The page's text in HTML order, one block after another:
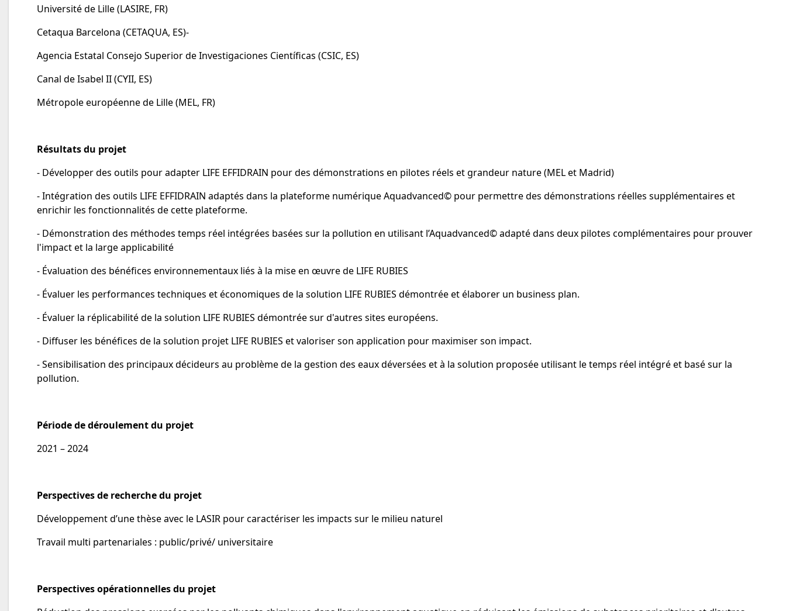
Université de Lille (LASIRE, FR)
Cetaqua Barcelona (CETAQUA, ES)-
Agencia Estatal Consejo Superior de Investigaciones Científicas (CSIC, ES)
Canal de Isabel II (CYII, ES)
Métropole européenne de Lille (MEL, FR)
Résultats du projet
- Développer des outils pour adapter LIFE EFFIDRAIN pour des démonstrations en pilotes réels et grandeur nature (MEL et Madrid)
- Intégration des outils LIFE EFFIDRAIN adaptés dans la plateforme numérique Aquadvanced© pour permettre des démonstrations réelles supplémentaires et
enrichir les fonctionnalités de cette plateforme.
- Démonstration des méthodes temps réel intégrées basées sur la pollution en utilisant l’Aquadvanced© adapté dans deux pilotes complémentaires pour prouver
l'impact et la large applicabilité
- Évaluation des bénéfices environnementaux liés à la mise en œuvre de LIFE RUBIES
- Évaluer les performances techniques et économiques de la solution LIFE RUBIES démontrée et élaborer un business plan.
- Évaluer la réplicabilité de la solution LIFE RUBIES démontrée sur d'autres sites européens.
- Diffuser les bénéfices de la solution projet LIFE RUBIES et valoriser son application pour maximiser son impact.
- Sensibilisation des principaux décideurs au problème de la gestion des eaux déversées et à la solution proposée utilisant le temps réel intégré et basé sur la
pollution.
Période de déroulement du projet
2021 – 2024
Perspectives de recherche du projet
Développement d’une thèse avec le LASIR pour caractériser les impacts sur le milieu naturel
Travail multi partenariales : public/privé/ universitaire
Perspectives opérationnelles du projet